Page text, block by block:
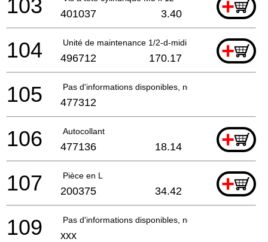
+
103 401037 3.40
Unité de maintenance 1/2-d-midi +
104 496712 170.17
Pas d'informations disponibles, non commandable
105 477312
Autocollant +
106 477136 18.14
Pièce en L +
107 200375 34.42
Pas d'informations disponibles, non commandable
109 xxx